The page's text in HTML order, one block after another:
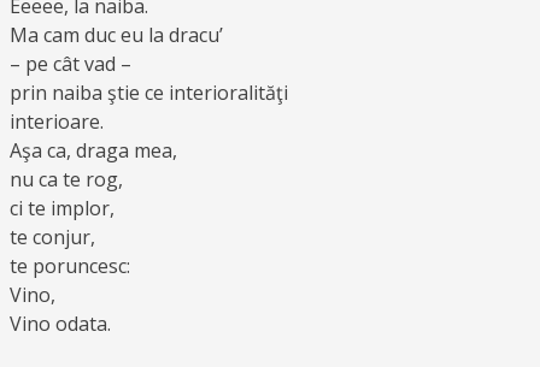
Eeeee, la naiba.
Ma cam duc eu la dracu’
– pe cât vad –
prin naiba ştie ce interioralităţi
interioare.
Aşa ca, draga mea,
nu ca te rog,
ci te implor,
te conjur,
te poruncesc:
Vino,
Vino odata.